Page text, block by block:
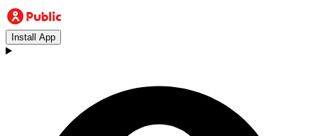
Install App